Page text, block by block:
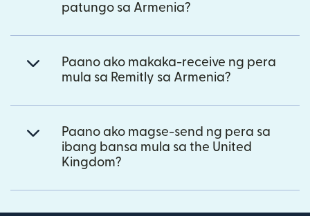
patungo sa Armenia?
Paano ako makaka-receive ng pera
mula sa Remitly sa Armenia?
Paano ako magse-send ng pera sa
ibang bansa mula sa the United
Kingdom?